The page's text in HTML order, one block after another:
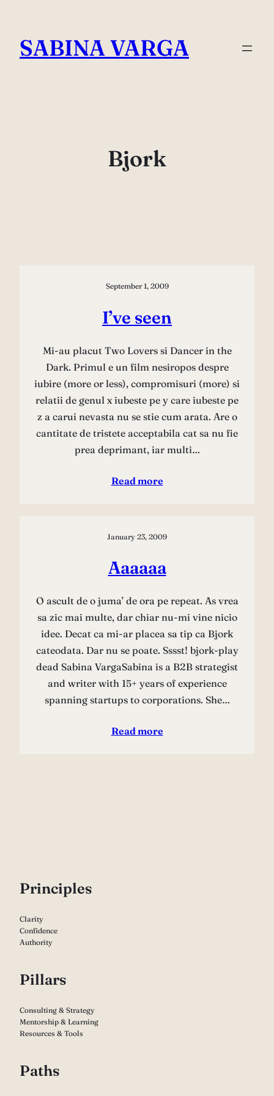
content
SABINA VARGA
Bjork
September 1, 2009
I’ve seen
Mi-au placut Two Lovers si Dancer in the
Dark. Primul e un film nesiropos despre
iubire (more or less), compromisuri (more) si
relatii de genul x iubeste pe y care iubeste pe
z a carui nevasta nu se stie cum arata. Are o
cantitate de tristete acceptabila cat sa nu fie
prea deprimant, iar multi…
Read more
January 23, 2009
Aaaaaa
O ascult de o juma’ de ora pe repeat. As vrea
sa zic mai multe, dar chiar nu-mi vine nicio
idee. Decat ca mi-ar placea sa tip ca Bjork
cateodata. Dar nu se poate. Sssst! bjork-play
dead Sabina VargaSabina is a B2B strategist
and writer with 15+ years of experience
spanning startups to corporations. She…
Read more
Principles
Clarity
Confidence
Authority
Pillars
Consulting & Strategy
Mentorship & Learning
Resources & Tools
Paths